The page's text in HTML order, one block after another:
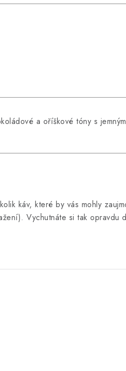
a oříškové tóny s
káv, které by vás mohly
Vychutnáte si tak opravdu